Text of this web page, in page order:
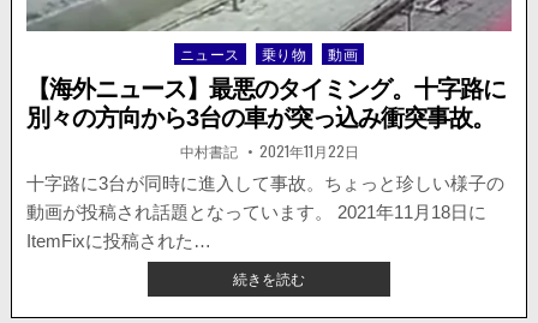
Posted
in
ニュース 乗り物 動画
【海外ニュース】最悪のタイミング。十字路に
別々の方向から3台の車が突っ込み衝突事故。
著
者:
中村書記 掲
載
日：
2021年11月22日
十字路に3台が同時に進入して事故。ちょっと珍しい様子の
動画が投稿され話題となっています。 2021年11月18日に
ItemFixに投稿された…
続きを読む【海
外